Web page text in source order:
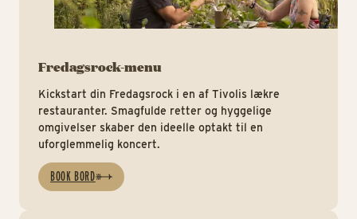
Fredagsrock-menu
Kickstart din Fredagsrock i en af Tivolis lækre
restauranter. Smagfulde retter og hyggelige
omgivelser skaber den ideelle optakt til en
uforglemmelig koncert.
BOOK BORD